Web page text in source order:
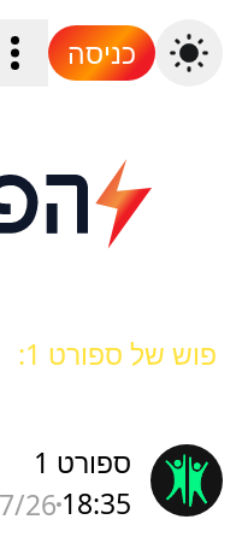
כניסה
פוש של ספורט 1:
ספורט 1
18:35
26